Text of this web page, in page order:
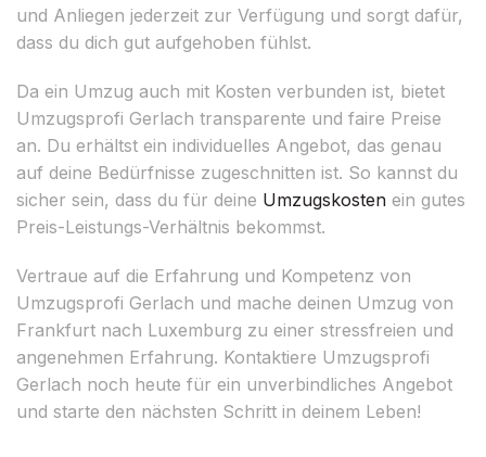
und Anliegen jederzeit zur Verfügung und sorgt dafür,
dass du dich gut aufgehoben fühlst.
Da ein Umzug auch mit Kosten verbunden ist, bietet
Umzugsprofi Gerlach transparente und faire Preise
an. Du erhältst ein individuelles Angebot, das genau
auf deine Bedürfnisse zugeschnitten ist. So kannst du
sicher sein, dass du für deine Umzugskosten ein gutes
Preis-Leistungs-Verhältnis bekommst.
Vertraue auf die Erfahrung und Kompetenz von
Umzugsprofi Gerlach und mache deinen Umzug von
Frankfurt nach Luxemburg zu einer stressfreien und
angenehmen Erfahrung. Kontaktiere Umzugsprofi
Gerlach noch heute für ein unverbindliches Angebot
und starte den nächsten Schritt in deinem Leben!